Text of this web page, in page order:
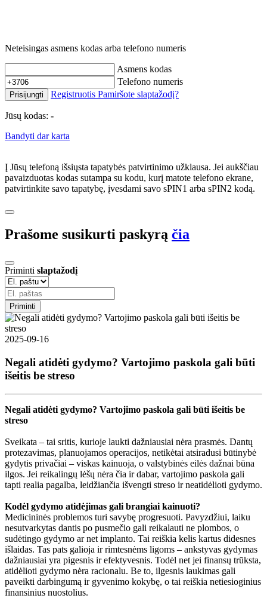
Neteisingas asmens kodas arba telefono numeris
Asmens kodas
Telefono numeris
Prisijungti Registruotis Pamiršote slaptažodį?
Jūsų kodas: -
Bandyti dar karta
Į Jūsų telefoną išsiųsta tapatybės patvirtinimo užklausa. Jei aukščiau
pavaizduotas kodas sutampa su kodu, kurį matote telefono ekrane,
patvirtinkite savo tapatybę, įvesdami savo sPIN1 arba sPIN2 kodą.
Prašome susikurti paskyrą čia
Priminti slaptažodį
Priminti
2025-09-16
Negali atidėti gydymo? Vartojimo paskola gali būti
išeitis be streso
Negali atidėti gydymo? Vartojimo paskola gali būti išeitis be
streso
Sveikata – tai sritis, kurioje laukti dažniausiai nėra prasmės. Dantų
protezavimas, planuojamos operacijos, netikėtai atsiradusi būtinybė
gydytis privačiai – viskas kainuoja, o valstybinės eilės dažnai būna
ilgos. Jei reikalingų lėšų nėra čia ir dabar, vartojimo paskola gali
tapti realia pagalba, leidžiančia išvengti streso ir neatidėlioti gydymo.
Kodėl gydymo atidėjimas gali brangiai kainuoti?
Medicininės problemos turi savybę progresuoti. Pavyzdžiui, laiku
nesutvarkytas dantis po pusmečio gali reikalauti ne plombos, o
sudėtingo gydymo ar net implanto. Tai reiškia kelis kartus didesnes
išlaidas. Tas pats galioja ir rimtesnėms ligoms – ankstyvas gydymas
dažniausiai yra pigesnis ir efektyvesnis. Todėl net jei finansų trūksta,
atidėlioti gydymo nėra racionalu. Be to, ilgesnis laukimas gali
paveikti darbingumą ir gyvenimo kokybę, o tai reiškia netiesioginius
finansinius nuostolius.